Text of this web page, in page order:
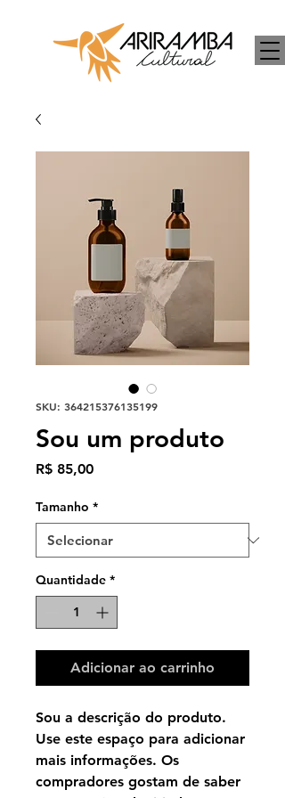
SKU: 364215376135199
Sou um produto
R$ 85,00Preço
Tamanho *
Quantidade *
Adicionar ao carrinho
Sou a descrição do produto.
Use este espaço para adicionar
mais informações. Os
compradores gostam de saber